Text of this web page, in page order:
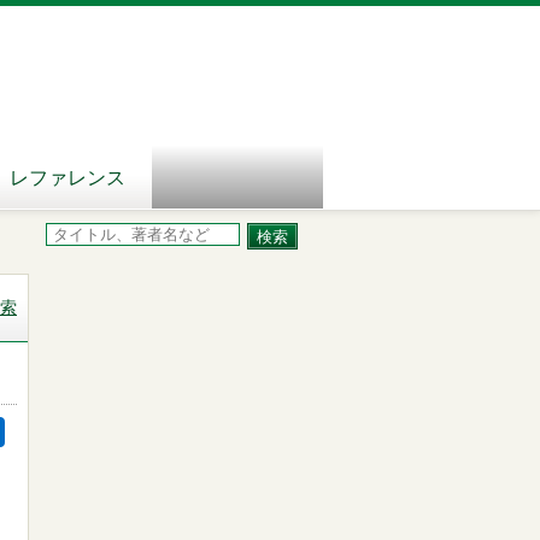
レファレンス